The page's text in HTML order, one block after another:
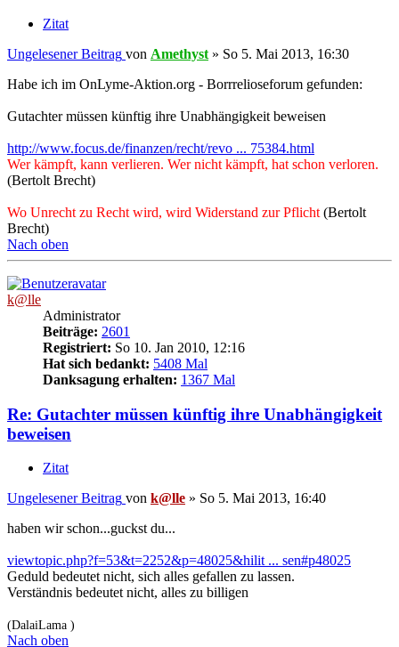
Zitat
Ungelesener Beitrag von Amethyst » So 5. Mai 2013, 16:30
Habe ich im OnLyme-Aktion.org - Borrrelioseforum gefunden:
Gutachter müssen künftig ihre Unabhängigkeit beweisen
http://www.focus.de/finanzen/recht/revo ... 75384.html
Wer kämpft, kann verlieren. Wer nicht kämpft, hat schon verloren.
(Bertolt Brecht)
Wo Unrecht zu Recht wird, wird Widerstand zur Pflicht (Bertolt
Brecht)
Nach oben
k@lle
Administrator
Beiträge: 2601
Registriert: So 10. Jan 2010, 12:16
Hat sich bedankt: 5408 Mal
Danksagung erhalten: 1367 Mal
Re: Gutachter müssen künftig ihre Unabhängigkeit
beweisen
Zitat
Ungelesener Beitrag von k@lle » So 5. Mai 2013, 16:40
haben wir schon...guckst du...
viewtopic.php?f=53&t=2252&p=48025&hilit ... sen#p48025
Geduld bedeutet nicht, sich alles gefallen zu lassen.
Verständnis bedeutet nicht, alles zu billigen
(DalaiLama )
Nach oben